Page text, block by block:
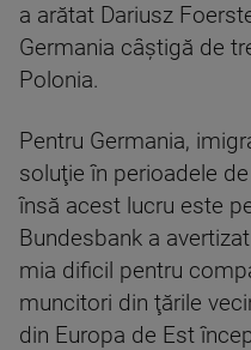
a arătat Dariusz
Germania câştigă de
Polonia.
Pentru Germania,
soluţie în perioadele
însă acest lucru este
Bundesbank a
mia dificil pentru
muncitori din ţările
din Europa de Est